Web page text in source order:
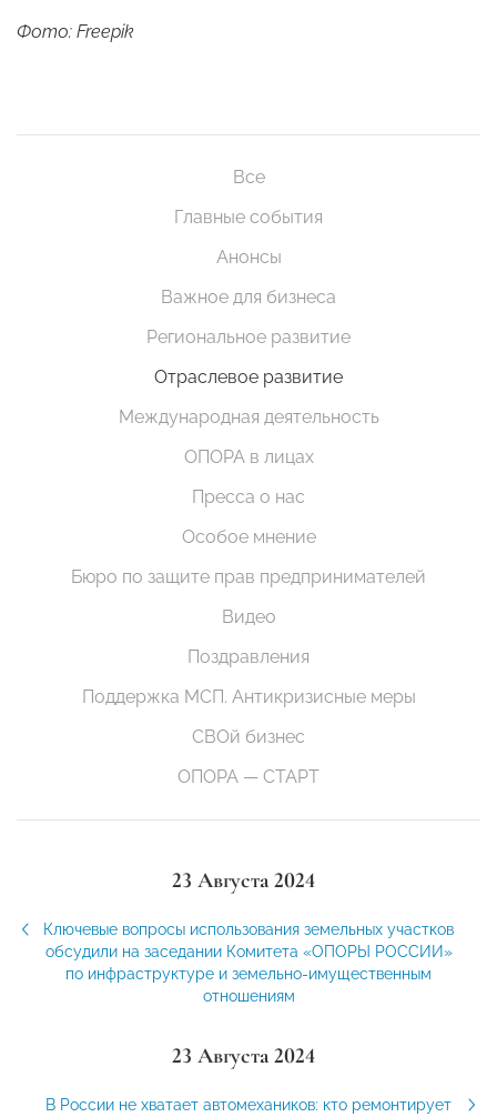
Фото: Freepik
Все
Главные события
Анонсы
Важное для бизнеса
Региональное развитие
Отраслевое развитие
Международная деятельность
ОПОРА в лицах
Пресса о нас
Особое мнение
Бюро по защите прав предпринимателей
Видео
Поздравления
Поддержка МСП. Антикризисные меры
СВОй бизнес
ОПОРА — СТАРТ
23 Августа 2024
Ключевые вопросы использования земельных участков
обсудили на заседании Комитета «ОПОРЫ РОССИИ»
по инфраструктуре и земельно-имущественным
отношениям
23 Августа 2024
В России не хватает автомехаников: кто ремонтирует